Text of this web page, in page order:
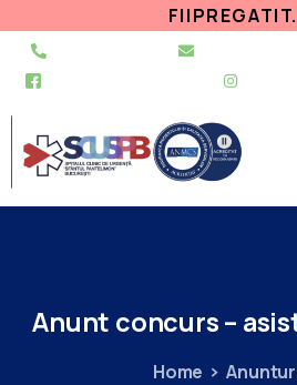
Anunt concurs–
Home